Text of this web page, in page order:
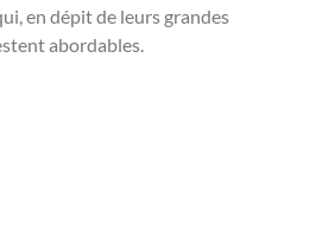
en dépit de leurs grandes
abordables.